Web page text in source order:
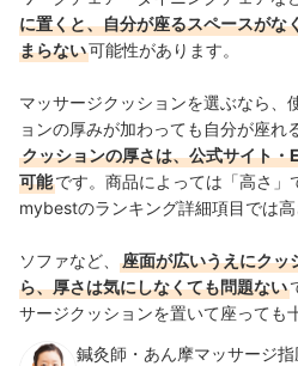
に置くと、自分が座るスペースがな
まらない可能性があります。
マッサージクッションを選ぶなら、
ョンの厚みが加わっても自分が座れ
クッションの厚さは、公式サイト
可能です。 商品によっては「高さ」
mybestのランキング詳細項目では高
ソファなど、
座面が広いうえにクッ
ら、厚さは気にしなくても問題ない
サージクッションを置いて座っても
鍼灸師・あん摩マッサージ指